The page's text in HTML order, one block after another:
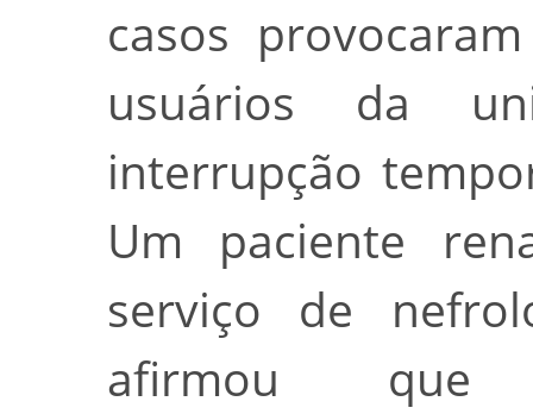
casos
usuários da
interrupção
Um paciente
serviço de
afirmou que